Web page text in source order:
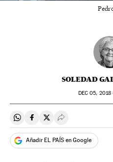
SOLEDAD
DEC 05, 2018
Compartir en Whatsapp
Compartir en Facebook
Compartir en Twitter
Desplegar
Añadir EL PAÍS en Google